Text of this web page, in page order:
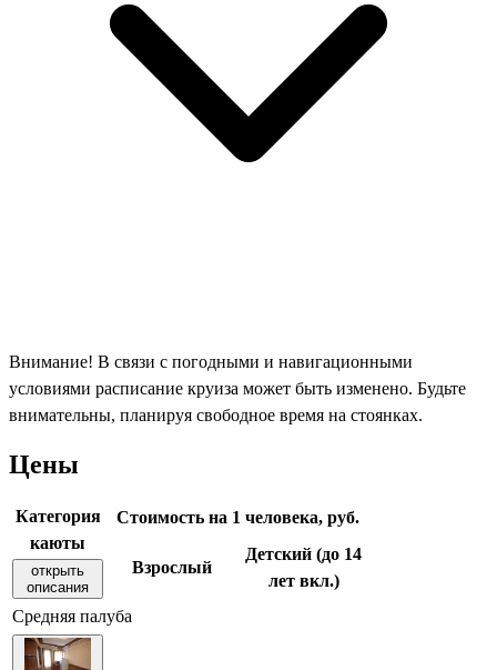
Внимание! В связи с погодными и навигационными
условиями расписание круиза может быть изменено. Будьте
внимательны, планируя свободное время на стоянках.
Цены
Категория
каюты
открыть
описания
Стоимость на 1 человека, руб.
Взрослый
Детский (до 14
лет вкл.)
Средняя палуба